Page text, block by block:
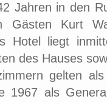
Jahren in den
Kurt
Hotel liegt
des Hauses
gelten
1967 als